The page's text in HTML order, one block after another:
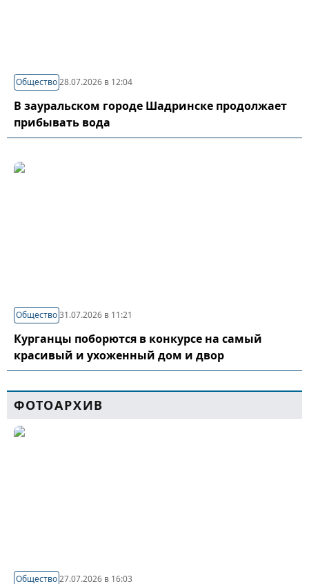
Общество28.07.2026 в 12:04
В зауральском городе Шадринске продолжает
прибывать вода
Общество31.07.2026 в 11:21
Курганцы поборются в конкурсе на самый
красивый и ухоженный дом и двор
ФОТОАРХИВ
Общество27.07.2026 в 16:03